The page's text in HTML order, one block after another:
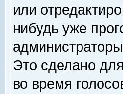
или
нибудь уже
Это сделано
во время